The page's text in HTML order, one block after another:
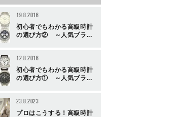
19.8.2016
初心者でもわかる高級時計
の選び方② ～人気ブラ...
12.8.2016
初心者でもわかる高級時計
の選び方① ～人気ブラ...
23.8.2023
プロはこうする！高級時計